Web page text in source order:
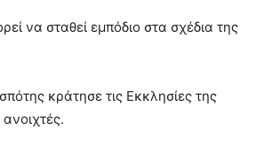
να σταθεί εμπόδιο στα σχέδια της
κράτησε τις Εκκλησίες της